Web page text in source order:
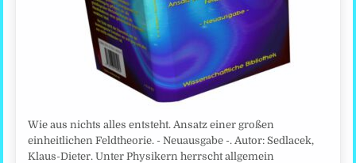
Wie aus nichts alles entsteht. Ansatz einer großen
einheitlichen Feldtheorie. - Neuausgabe -. Autor: Sedlacek,
Klaus-Dieter. Unter Physikern herrscht allgemein